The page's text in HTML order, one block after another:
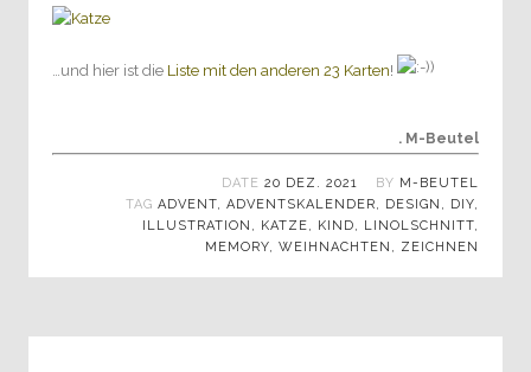
…und hier ist die Liste mit den anderen 23 Karten!
. M-Beutel
DATE 20 DEZ. 2021 BY M-BEUTEL
TAG ADVENT, ADVENTSKALENDER, DESIGN , DIY,
ILLUSTRATION , KATZE, KIND, LINOLSCHNITT,
MEMORY, WEIHNACHTEN , ZEICHNEN